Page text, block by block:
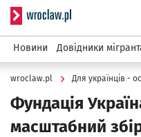
Serwis
Новини Довідники
wroclaw.pl Для українців -
Фундація
масштабний